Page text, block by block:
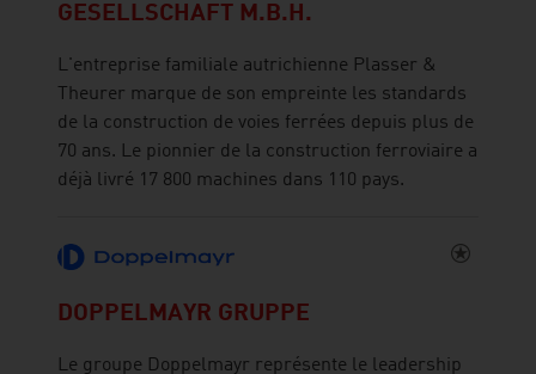
GESELLSCHAFT M.B.H.
L'entreprise familiale autrichienne Plasser &
Theurer marque de son empreinte les standards
de la construction de voies ferrées depuis plus de
70 ans. Le pionnier de la construction ferroviaire a
déjà livré 17 800 machines dans 110 pays.
DOPPELMAYR GRUPPE
Le groupe Doppelmayr représente le leadership